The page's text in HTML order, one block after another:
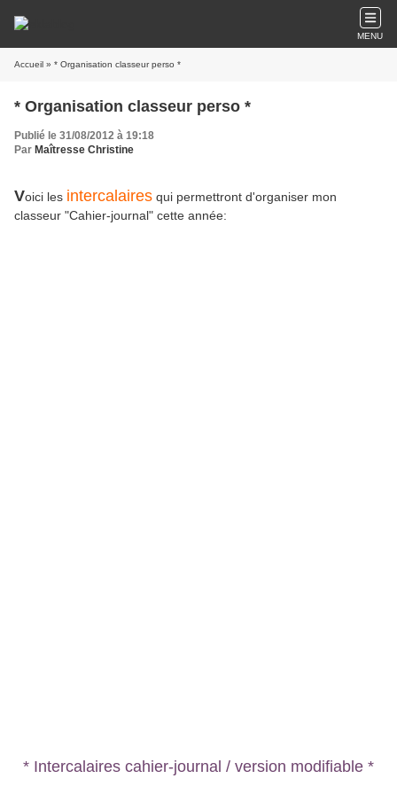
MENU
Accueil » * Organisation classeur perso *
* Organisation classeur perso *
Publié le 31/08/2012 à 19:18
Par Maîtresse Christine
Voici les intercalaires qui permettront d'organiser mon
classeur "Cahier-journal" cette année:
* Intercalaires cahier-journal / version modifiable *